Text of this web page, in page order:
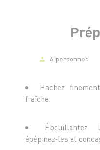
6 personnes
Hachez
fraîche.
Ébouillantez
épépinez-les et